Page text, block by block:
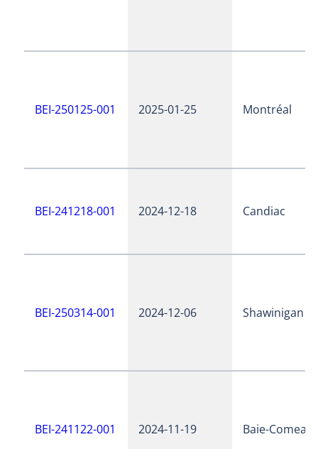
BEI-250125-001 2025-01-25 Montréal
BEI-241218-001 2024-12-18 Candiac
BEI-250314-001 2024-12-06 Shawinigan
BEI-241122-001 2024-11-19 Baie-Comeau